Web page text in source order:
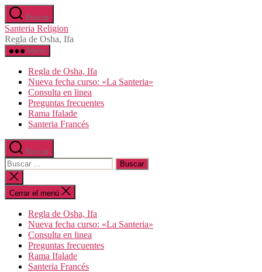
Saltar
al
contenido
Buscar
Santeria Religion
Regla de Osha, Ifa
Menú
Regla de Osha, Ifa
Nueva fecha curso: «La Santeria»
Consulta en linea
Preguntas frecuentes
Rama Ifalade
Santeria Francés
Buscar
Buscar:
Cerrar
la
búsqueda
Cerrar el menú
Regla de Osha, Ifa
Nueva fecha curso: «La Santeria»
Consulta en linea
Preguntas frecuentes
Rama Ifalade
Santeria Francés